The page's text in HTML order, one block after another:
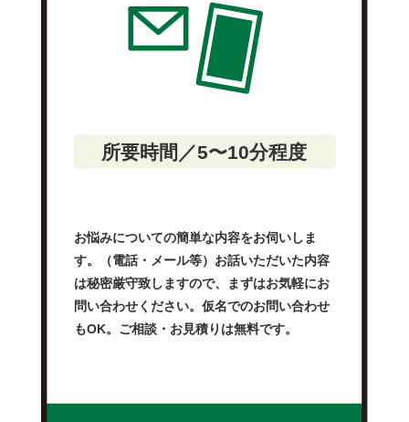
所要時間／5〜10分程度
お悩みについての簡単な内容をお伺いしま
す。（電話・メール等）お話いただいた内容
は秘密厳守致しますので、まずはお気軽にお
問い合わせください。仮名でのお問い合わせ
もOK。ご相談・お見積りは無料です。